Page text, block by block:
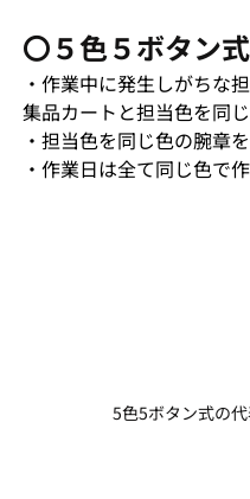
〇５色５ボタン
・作業中に発生しがちな
集品カートと担当色を同
・担当色を同じ色の腕章
・作業日は全て同じ色で
5色5ボタン式の